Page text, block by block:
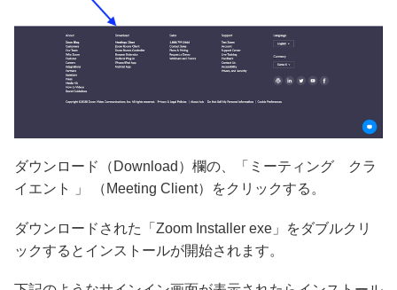
ダウンロード（Download）欄の、「ミーティング クラ
イエント 」 （Meeting Client）をクリックする。
ダウンロードされた「Zoom Installer exe」をダブルクリ
ックするとインストールが開始されます。